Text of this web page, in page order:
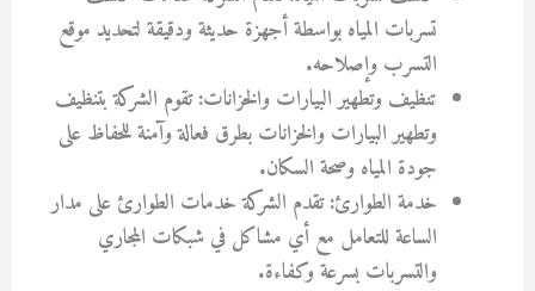
تسربات المياه بواسطة أجهزة حديثة ودقيقة لتحديد موقع
التسرب وإصلاحه.
تنظيف وتطهير البيارات والخزانات: تقوم الشركة بتنظيف
وتطهير البيارات والخزانات بطرق فعالة وآمنة للحفاظ على
جودة المياه وصحة السكان.
خدمة الطوارئ: تقدم الشركة خدمات الطوارئ على مدار
الساعة للتعامل مع أي مشاكل في شبكات المجاري
والتسربات بسرعة وكفاءة.